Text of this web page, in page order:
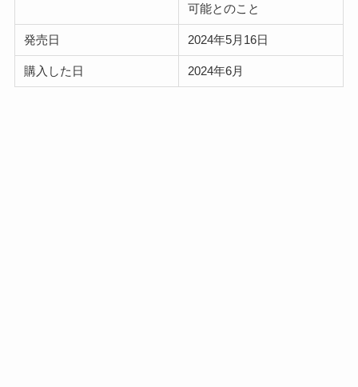
可能とのこと
発売日 2024年5月16日
購入した日 2024年6月